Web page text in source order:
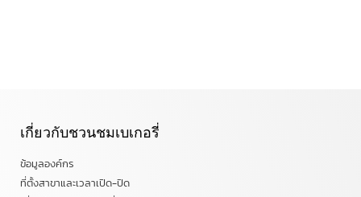
เกี่ยวกับชวนชมเบเกอรี่
ข้อมูลองค์กร
ที่ตั้งสาขาและเวลาเปิด-ปิด